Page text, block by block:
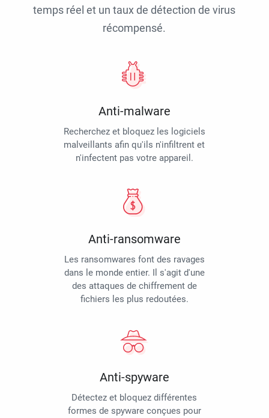
temps réel et un taux de détection de virus
récompensé.
Anti-malware
Recherchez et bloquez les logiciels
malveillants afin qu'ils n'infiltrent et
n'infectent pas votre appareil.
Anti-ransomware
Les ransomwares font des ravages
dans le monde entier. Il s'agit d'une
des attaques de chiffrement de
fichiers les plus redoutées.
Anti-spyware
Détectez et bloquez différentes
formes de spyware conçues pour